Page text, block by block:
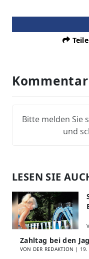
Bitte melden Sie
und
LESEN SIE
Zahltag bei den
VON DER REDAKTION | 19.